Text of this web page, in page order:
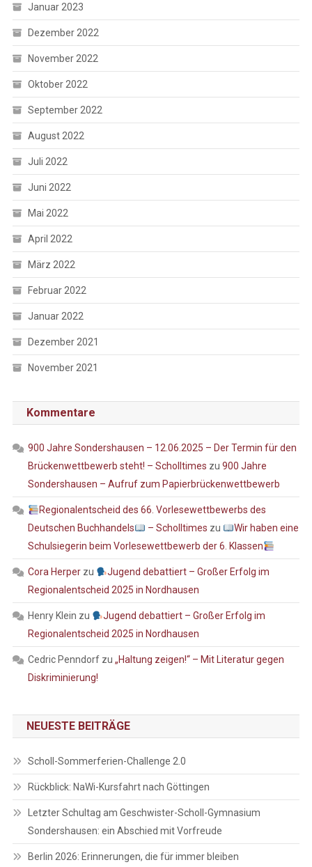
Januar 2023
Dezember 2022
November 2022
Oktober 2022
September 2022
August 2022
Juli 2022
Juni 2022
Mai 2022
April 2022
März 2022
Februar 2022
Januar 2022
Dezember 2021
November 2021
Kommentare
900 Jahre Sondershausen – 12.06.2025 – Der Termin für den
Brückenwettbewerb steht! – Scholltimes zu 900 Jahre
Sondershausen – Aufruf zum Papierbrückenwettbewerb
Regionalentscheid des 66. Vorlesewettbewerbs des
Deutschen Buchhandels
– Scholltimes zu
Wir haben eine
Schulsiegerin beim Vorlesewettbewerb der 6. Klassen
Cora Herperzu
Jugend debattiert – Großer Erfolg im
Regionalentscheid 2025 in Nordhausen
Henry Klein zu
Jugend debattiert – Großer Erfolg im
Regionalentscheid 2025 in Nordhausen
Cedric Penndorfzu „Haltung zeigen!“ – Mit Literatur gegen
Diskriminierung!
NEUESTE BEITRÄGE
Scholl-Sommerferien-Challenge 2.0
Rückblick: NaWi-Kursfahrt nach Göttingen
Letzter Schultag am Geschwister-Scholl-Gymnasium
Sondershausen: ein Abschied mit Vorfreude
Berlin 2026: Erinnerungen, die für immer bleiben